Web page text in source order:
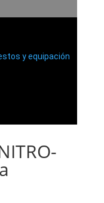
y equipación